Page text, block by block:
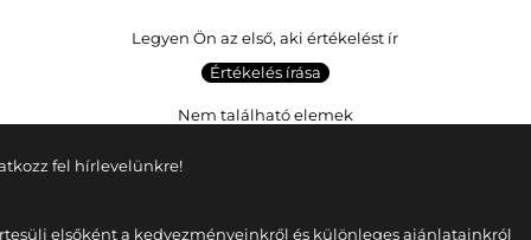
Legyen Ön az első, aki értékelést ír
Értékelés írása
Nem található elemek
fel hírlevelünkre!
elsőként a kedvezményeinkről és különleges ajánlatainkról